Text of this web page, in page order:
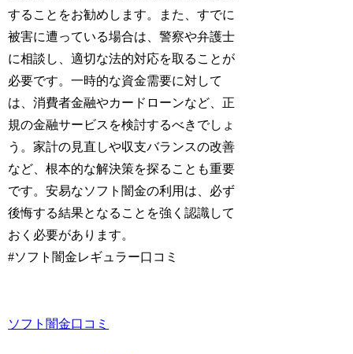
することをお勧めします。また、すでに
被害に遭っている場合は、警察や弁護士
に相談し、適切な法的対応を取ることが
必要です。一時的な資金需要に対して
は、消費者金融やカードローンなど、正
規の金融サービスを検討するべきでしょ
う。家計の見直しや収支バランスの改善
など、根本的な解決策を探ることも重要
です。安易なソフト闇金の利用は、必ず
後悔する結果となることを強く認識して
おく必要があります。
#ソフト闇金レギュラー口コミ
ソフト闇金口コミ